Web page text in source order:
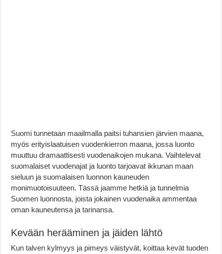
Suomi tunnetaan maailmalla paitsi tuhansien järvien maana,
myös erityislaatuisen vuodenkierron maana, jossa luonto
muuttuu dramaattisesti vuodenaikojen mukana. Vaihtelevat
suomalaiset vuodenajat ja luonto tarjoavat ikkunan maan
sieluun ja suomalaisen luonnon kauneuden
monimuotoisuuteen. Tässä jaamme hetkiä ja tunnelmia
Suomen luonnosta, joista jokainen vuodenaika ammentaa
oman kauneutensa ja tarinansa.
Kevään herääminen ja jäiden lähtö
Kun talven kylmyys ja pimeys väistyvät, koittaa kevät tuoden